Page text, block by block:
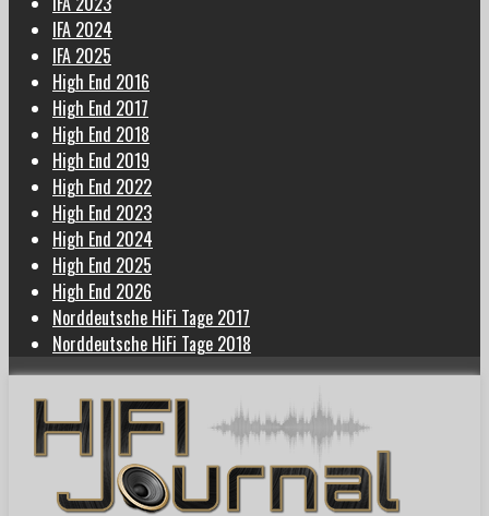
IFA 2024
IFA 2025
High End 2016
High End 2017
High End 2018
High End 2019
High End 2022
High End 2023
High End 2024
High End 2025
High End 2026
Norddeutsche HiFi Tage 2017
Norddeutsche HiFi Tage 2018